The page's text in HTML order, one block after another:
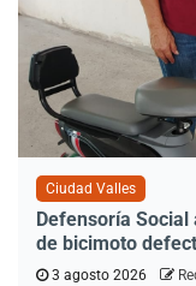
Ciudad Valles
Defensoría
de bicimoto
3 agosto 2026